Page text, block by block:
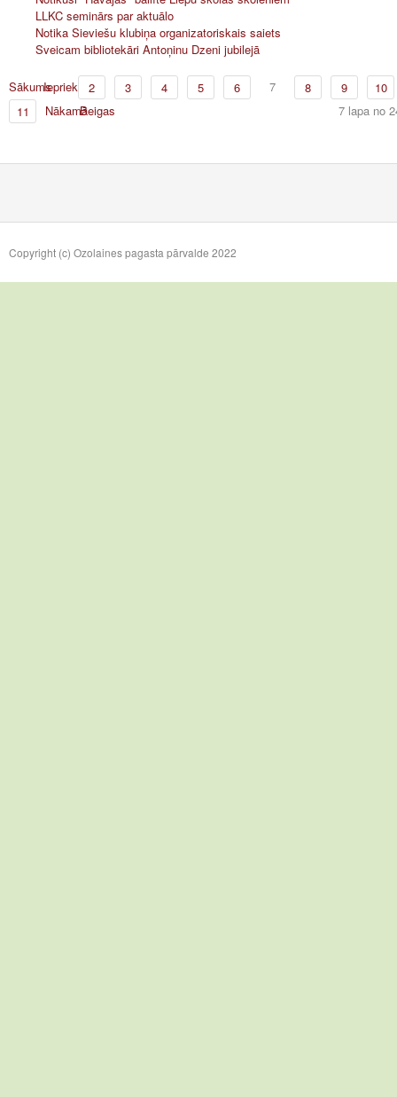
LLKC seminārs par aktuālo
Notika Sieviešu klubiņa organizatoriskais saiets
Sveicam bibliotekāri Antoņinu Dzeni jubilejā
SākumsIepriekšējā
2 3 4 5 6 7 8 9
10
11
NākamāBeigas 7 lapa no
Copyright (c) Ozolaines pagasta pārvalde 2022